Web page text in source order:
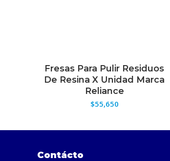
SELECCIONAR OPCIONES
Fresas Para Pulir Residuos
De Resina X Unidad Marca
Reliance
$55,650
Contácto